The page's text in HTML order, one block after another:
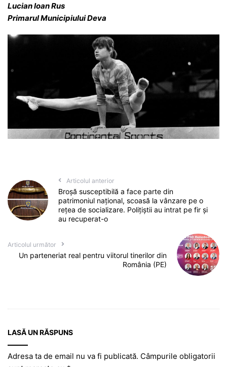
Lucian Ioan Rus
Primarul Municipiului Deva
Articolul anterior
Broșă susceptibilă a face parte din
patrimoniul național, scoasă la vânzare pe o
rețea de socializare. Polițiștii au intrat pe fir și
au recuperat-o
Articolul următor
Un parteneriat real pentru viitorul tinerilor din
România (PE)
LASĂ UN RĂSPUNS
Adresa ta de email nu va fi publicată. Câmpurile obligatorii